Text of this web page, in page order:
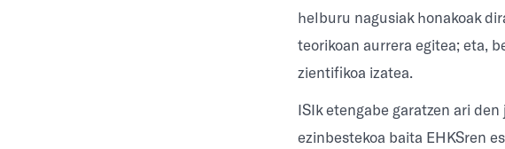
helburu nagusiak honakoak
teorikoan aurrera egitea; eta,
zientifikoa izatea.
ISIk etengabe garatzen ari
ezinbestekoa baita EHKSren